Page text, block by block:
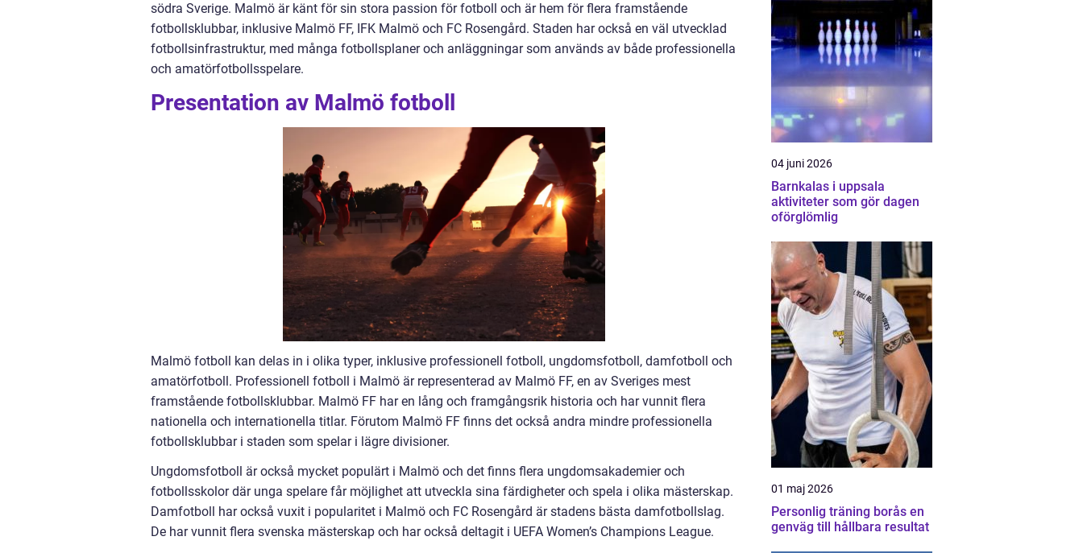
södra Sverige. Malmö är känt för sin stora passion för fotboll och är hem för flera framstående
fotbollsklubbar, inklusive Malmö FF, IFK Malmö och FC Rosengård. Staden har också en väl utvecklad
fotbollsinfrastruktur, med många fotbollsplaner och anläggningar som används av både professionella
och amatörfotbollsspelare.
Presentation av Malmö fotboll
Malmö fotboll kan delas in i olika typer, inklusive professionell fotboll, ungdomsfotboll, damfotboll och
amatörfotboll. Professionell fotboll i Malmö är representerad av Malmö FF, en av Sveriges mest
framstående fotbollsklubbar. Malmö FF har en lång och framgångsrik historia och har vunnit flera
nationella och internationella titlar. Förutom Malmö FF finns det också andra mindre professionella
fotbollsklubbar i staden som spelar i lägre divisioner.
Ungdomsfotboll är också mycket populärt i Malmö och det finns flera ungdomsakademier och
fotbollsskolor där unga spelare får möjlighet att utveckla sina färdigheter och spela i olika mästerskap.
Damfotboll har också vuxit i popularitet i Malmö och FC Rosengård är stadens bästa damfotbollslag.
De har vunnit flera svenska mästerskap och har också deltagit i UEFA Women’s Champions League.
04 juni 2026
Barnkalas i uppsala
aktiviteter som gör dagen
oförglömlig
01 maj 2026
Personlig träning borås en
genväg till hållbara resultat